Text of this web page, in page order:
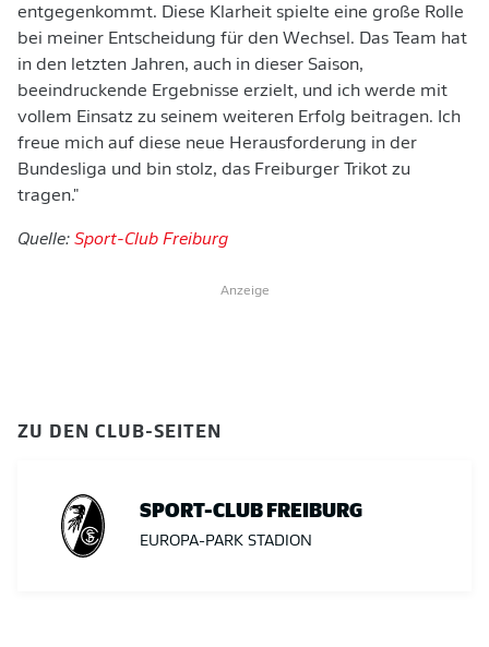
entgegenkommt. Diese Klarheit spielte eine große Rolle
bei meiner Entscheidung für den Wechsel. Das Team hat
in den letzten Jahren, auch in dieser Saison,
beeindruckende Ergebnisse erzielt, und ich werde mit
vollem Einsatz zu seinem weiteren Erfolg beitragen. Ich
freue mich auf diese neue Herausforderung in der
Bundesliga und bin stolz, das Freiburger Trikot zu
tragen."
Quelle: Sport-Club Freiburg
Anzeige
ZU DEN CLUB-SEITEN
SPORT-CLUB FREIBURG
EUROPA-PARK STADION